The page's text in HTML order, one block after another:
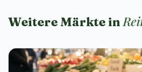
Weitere Märkte in